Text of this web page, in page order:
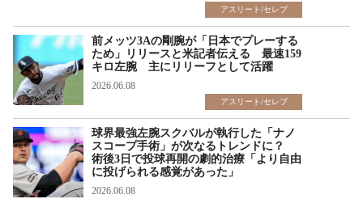
アスリート/セレブ
前メッツ3Aの剛腕が「日本でプレーする
ため」リリースと米記者伝える 最速159
キロ左腕 主にリリーフとして活躍
2026.06.08
アスリート/セレブ
球界最強左腕スクバルが執行した「ナノ
スコープ手術」が次なるトレンドに？
術後3日で投球再開の劇的治療「より自由
に投げられる感覚があった」
2026.06.08